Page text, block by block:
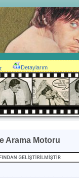
Detaylarım
Arama Motoru